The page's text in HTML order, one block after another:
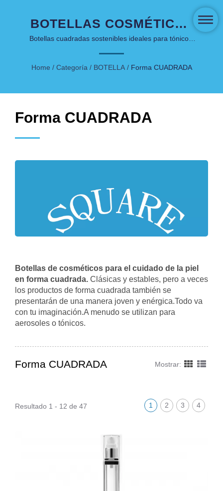
BOTELLAS COSMÉTICAS
DE FORMA CUADRADA -
EMBALAJE CLÁSICO Y
VERSÁTIL PARA EL
CUIDADO DE LA PIEL
Botellas cuadradas sostenibles ideales para tónicos,
Home / Categoría / BOTELLA / Forma CUADRADA
Forma CUADRADA
Botellas de cosméticos para el cuidado de la piel
en forma cuadrada. Clásicas y estables, pero a veces
los productos de forma cuadrada también se
presentarán de una manera joven y enérgica.Todo va
con tu imaginación.A menudo se utilizan para
aerosoles o tónicos.
Forma CUADRADA Mostrar:
Resultado 1 - 12 de 47 1 2 3 4